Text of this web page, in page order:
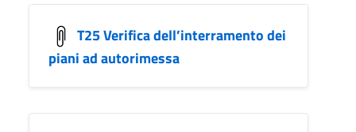
T25 Verifica dell’interramento dei
piani ad autorimessa